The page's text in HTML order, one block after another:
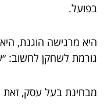
בפועל.
היא מרגישה הוגנת,
גורמת לשחקן לחשוב:
מבחינת בעל עסק, זאת